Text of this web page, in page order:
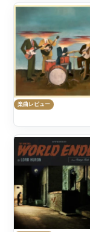
楽曲レビュー